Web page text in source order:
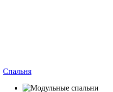
Спальня